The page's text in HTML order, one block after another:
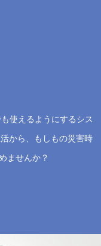
使えるようにするシス
から、もしもの災害時
ませんか？